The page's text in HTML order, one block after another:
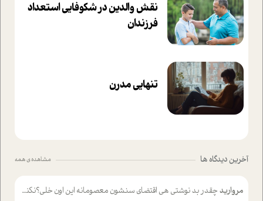
نقش والدین در شکوفا‌یی ا‌ستعداد
فرزندان‌
تنهایی مدرن
آخرین دیدگاه ها مشاهده ی همه
مروارید چقدر بد نوشتی هی اقتضای سنشون معصومانه این اون خلی؟نکنه تا چهل سالگی پوشکت میکردن و شیر میخوردی که به اینا میگی کودک